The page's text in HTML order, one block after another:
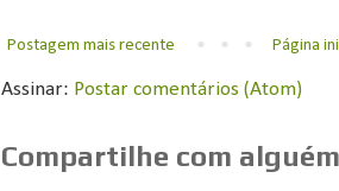
Postagem mais recente Página
Assinar: Postar comentários (Atom)
Compartilhe com